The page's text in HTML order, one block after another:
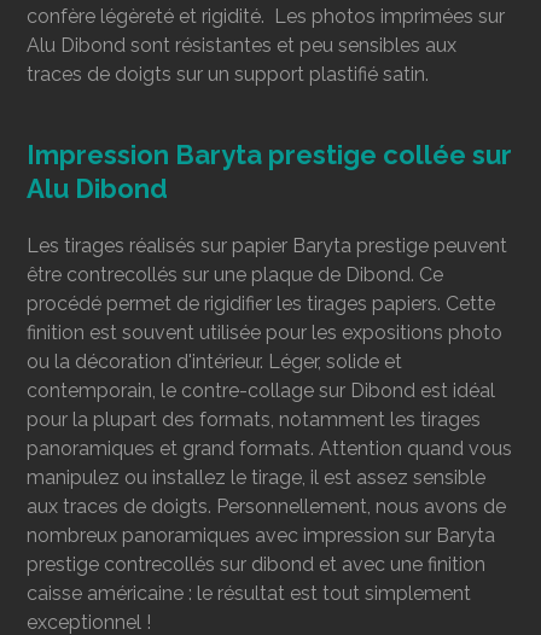
confère légèreté et rigidité. Les photos imprimées sur
Alu Dibond sont résistantes et peu sensibles aux
traces de doigts sur un support plastifié satin.
Impression Baryta prestige collée sur
Alu Dibond
Les tirages réalisés sur papier Baryta prestige peuvent
être contrecollés sur une plaque de Dibond. Ce
procédé permet de rigidifier les tirages papiers. Cette
finition est souvent utilisée pour les expositions photo
ou la décoration d'intérieur. Léger, solide et
contemporain, le contre-collage sur Dibond est idéal
pour la plupart des formats, notamment les tirages
panoramiques et grand formats. Attention quand vous
manipulez ou installez le tirage, il est assez sensible
aux traces de doigts. Personnellement, nous avons de
nombreux panoramiques avec impression sur Baryta
prestige contrecollés sur dibond et avec une finition
caisse américaine : le résultat est tout simplement
exceptionnel !